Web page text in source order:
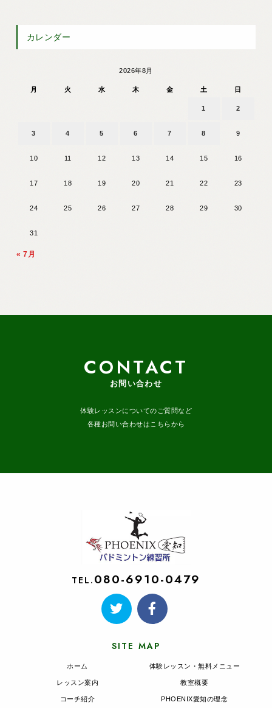
カレンダー
2026年8月
月 火 水 木 金 土 日
1 2
3 4 5 6 7 8 9
10 11 12 13 14 15 16
17 18 19 20 21 22 23
24 25 26 27 28 29 30
31
« 7月
CONTACT
お問い合わせ
体験レッスンについてのご質問など
各種お問い合わせはこちらから
TEL. 080-6910-0479
SITE MAP
ホーム
レッスン案内
コーチ紹介
体験レッスン・無料メニュー
教室概要
PHOENIX愛知の理念